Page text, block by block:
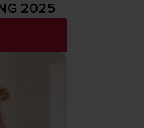
2025